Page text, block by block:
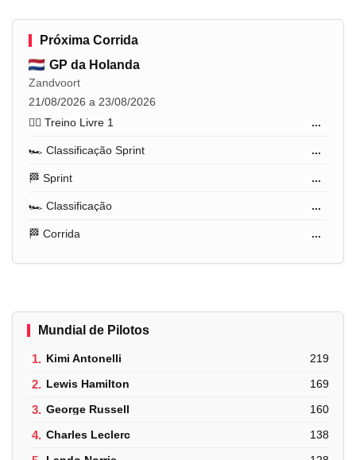
Próxima Corrida
GP da Holanda
Zandvoort
21/08/2026 a 23/08/2026
🏋️‍♂️ Treino Livre 1
...
🏎️ Classificação Sprint ...
🏁 Sprint ...
🏎️ Classificação ...
🏁 Corrida ...
Mundial de Pilotos
1. Kimi Antonelli 219
2. Lewis Hamilton 169
3. George Russell 160
4. Charles Leclerc 138